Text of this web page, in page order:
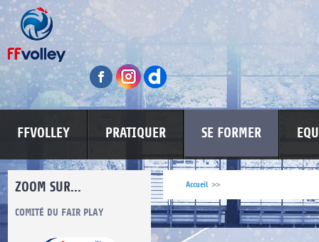
FFVOLLEY PRATIQUER SE FORMER
ZOOM SUR...
COMITÉ DU FAIR PLAY LUTTE CONTRE LES VIOLENCES MA PETITE
Accueil >>